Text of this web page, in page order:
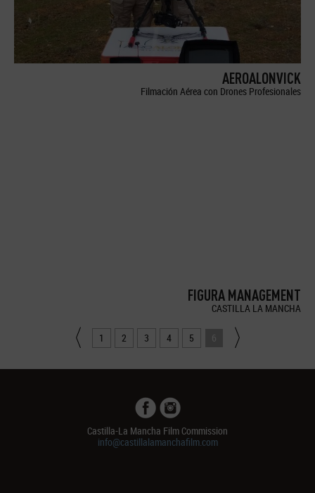
AEROALONVICK
Filmación Aérea con Drones Profesionales
FIGURA MANAGEMENT
CASTILLA LA MANCHA
1 2 3 4 5 6
Castilla-La Mancha Film Commission
info@castillalamanchafilm.com